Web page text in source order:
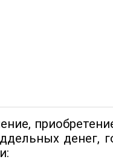
денег,